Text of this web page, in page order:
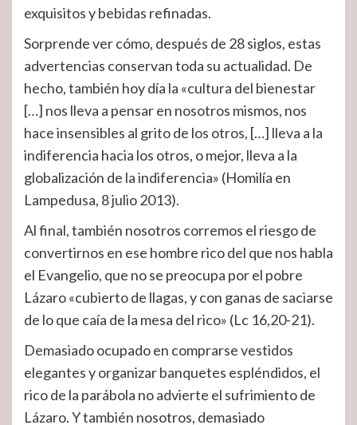
exquisitos y bebidas refinadas.
Sorprende ver cómo, después de 28 siglos, estas
advertencias conservan toda su actualidad. De
hecho, también hoy día la «cultura del bienestar
[…] nos lleva a pensar en nosotros mismos, nos
hace insensibles al grito de los otros, […] lleva a la
indiferencia hacia los otros, o mejor, lleva a la
globalización de la indiferencia» (Homilía en
Lampedusa, 8 julio 2013).
Al final, también nosotros corremos el riesgo de
convertirnos en ese hombre rico del que nos habla
el Evangelio, que no se preocupa por el pobre
Lázaro «cubierto de llagas, y con ganas de saciarse
de lo que caía de la mesa del rico» (Lc 16,20-21).
Demasiado ocupado en comprarse vestidos
elegantes y organizar banquetes espléndidos, el
rico de la parábola no advierte el sufrimiento de
Lázaro. Y también nosotros, demasiado